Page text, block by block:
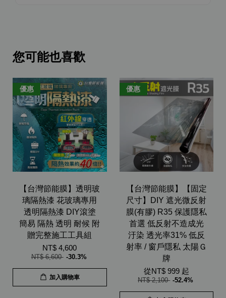
您可能也喜歡
優惠
【台灣節能膜】透明玻
璃隔熱漆 花玻璃專用
透明隔熱漆 DIY滾塗
簡易 隔熱 透明 耐候 附
贈完整施工工具組
NT$ 4,600
NT$ 6,600 -30.3%
加入購物車
優惠
【台灣節能膜】【固定
尺寸】DIY 遮光微反射
膜(有膠) R35 保護隱私
首選 低反射不造成光
汙染 透光率31% 低反
射率 / 窗戶隱私 太陽Ｇ
牌
從NT$ 999 起
NT$ 2,100 -52.4%